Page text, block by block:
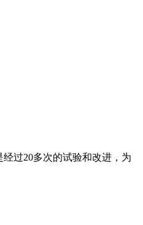
过20多次的试验和改进，为